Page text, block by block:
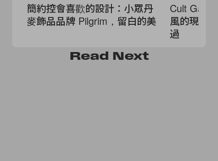
簡約控會喜歡的設計：小眾丹
麥飾品品牌 Pilgrim，留白的美
Cult Gaia
風的現代
過
Read Next